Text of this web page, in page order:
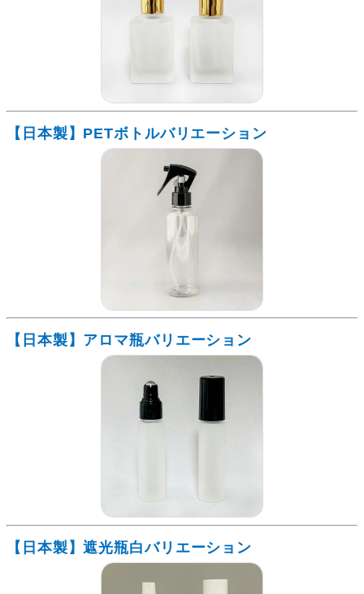
【日本製】PETボトルバリエーション
【日本製】アロマ瓶バリエーション
【日本製】遮光瓶白バリエーション